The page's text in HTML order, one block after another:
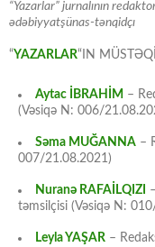
“Yazarlar” jurnalının
ədəbiyyatşünas-tənqidçı
“YAZARLAR“IN
Aytac İBRAHİM –
(Vəsiqə N: 006/
Səma MUĞANNA –
007/21.08.2021)
Nuranə RAFAİLQIZI
təmsilçisi (Vəsiqə N:
Leyla YAŞAR –